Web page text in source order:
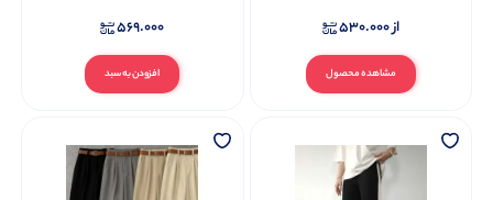
مشاهده محصول
از530.000
افزودن به سبد
569.000